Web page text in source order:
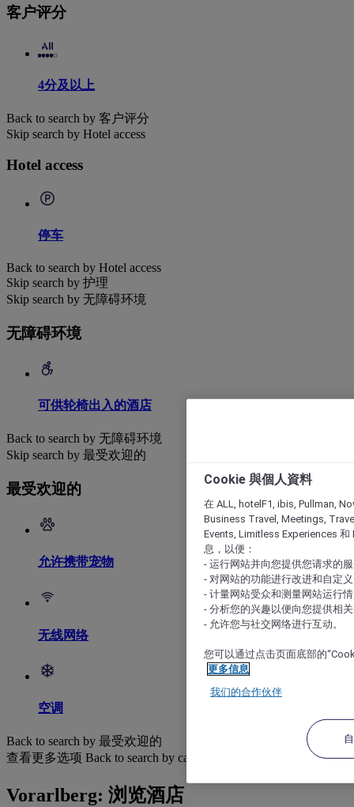
客户评分
4分及以上
Back to search by 客户评分
Skip search by Hotel access
Hotel access
停车
Back to search by Hotel access
Skip search by 护理
Skip search by 无障碍环境
无障碍环境
可供轮椅出入的酒店
Back to search by 无障碍环境
Skip search by 最受欢迎的
最受欢迎的
允许携带宠物
无线网络
空调
Back to search by 最受欢迎的
查看更多选项 Back to search by categories
Vorarlberg: 浏览酒店
Cookie 與個人資料
在 ALL, hotelF1, ibis, Pullman,
Business Travel, Meetings,
Events, Limitless Experiences 和
息，以便：
- 运行网站并向您提供您请求的
- 对网站的功能进行改进和自定义
- 计量网站受众和测量网站运行
- 分析您的兴趣以便向您提供相
- 允许您与社交网络进行互动。
您可以通过点击页面底部的
更多信息
我们的合作伙伴